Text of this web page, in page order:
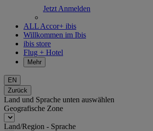
Jetzt Anmelden
ALL Accor+ ibis
Willkommen im Ibis
ibis store
Flug + Hotel
Mehr
EN
Zurück
Land und Sprache unten auswählen
Geografische Zone
Land/Region - Sprache